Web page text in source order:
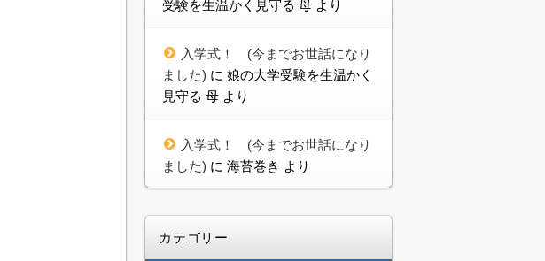
受験を生温かく見守る 母 より
入学式！ (今までお世話になり
ました) に 娘の大学受験を生温かく
見守る 母 より
入学式！ (今までお世話になり
ました) に 海苔巻き より
カテゴリー